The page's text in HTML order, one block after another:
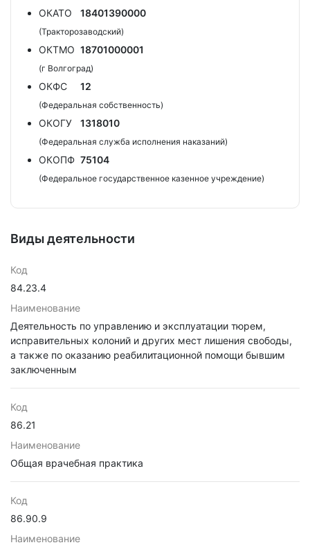
ОКАТО 18401390000
(Тракторозаводский)
ОКТМО 18701000001
(г Волгоград)
ОКФС 12
(Федеральная собственность)
ОКОГУ 1318010
(Федеральная служба исполнения наказаний)
ОКОПФ 75104
(Федеральное государственное казенное учреждение)
Виды деятельности
Код
84.23.4
Наименование
Деятельность по управлению и эксплуатации тюрем,
исправительных колоний и других мест лишения свободы,
а также по оказанию реабилитационной помощи бывшим
заключенным
Код
86.21
Наименование
Общая врачебная практика
Код
86.90.9
Наименование